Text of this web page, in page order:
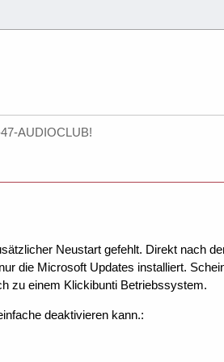
AUDIOCLUB!
Neustart gefehlt. Direkt nach
die Microsoft Updates installiert.
zu einem Klickibunti Betriebssystem.
deaktivieren kann.: